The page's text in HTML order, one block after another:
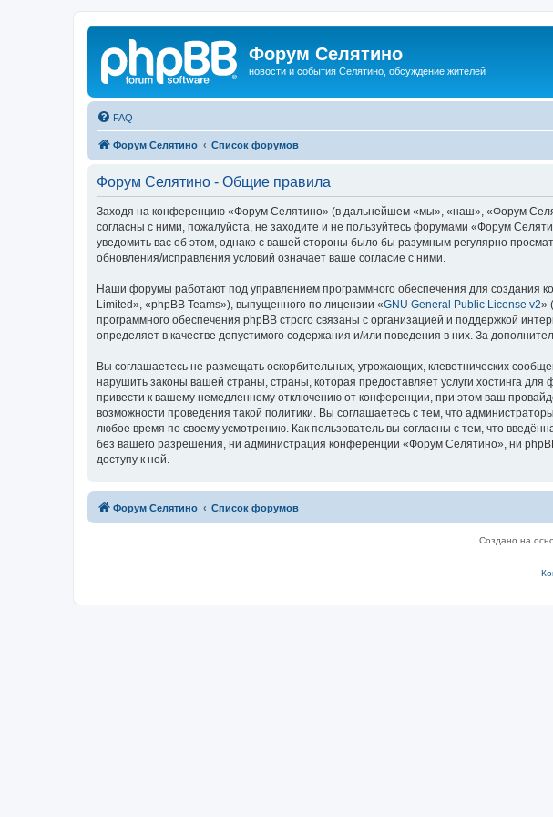
Форум Селятино
новости и события Селятино, обсуждение жителей
FAQ
Форум Селятино Список форумов
Форум Селятино - Общие правила
Заходя на конференцию «Форум Селятино» (в дальнейшем «мы», «наш», «Форум
согласны с ними, пожалуйста, не заходите и не пользуйтесь форумами «Форум
уведомить вас об этом, однако с вашей стороны было бы разумным регулярно
обновления/исправления условий означает ваше согласие с ними.
Наши форумы работают под управлением программного обеспечения для создания
Limited», «phpBB Teams»), выпущенного по лицензии «GNU General Public License v2»
программного обеспечения phpBB строго связаны с организацией и поддержкой
определяет в качестве допустимого содержания и/или поведения в них. За
Вы соглашаетесь не размещать оскорбительных, угрожающих, клеветнических
нарушить законы вашей страны, страны, которая предоставляет услуги хостинга
привести к вашему немедленному отключению от конференции, при этом ваш
возможности проведения такой политики. Вы соглашаетесь с тем, что
любое время по своему усмотрению. Как пользователь вы согласны с тем, что
без вашего разрешения, ни администрация конференции «Форум Селятино», ни
доступу к ней.
Форум Селятино Список форумов
Создано на